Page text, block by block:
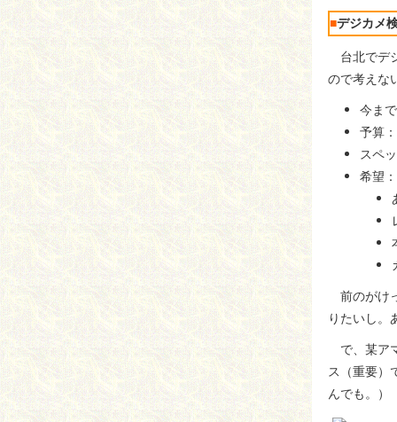
■デジカメ
台北でデ
ので考えな
今ま
予算
スペ
希望：
前のがけ
りたいし。
で、某ア
ス（重要）
んでも。）